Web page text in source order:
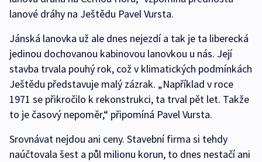
lanové dráhy na Ještědu Pavel Vursta.
Jánská lanovka už ale dnes nejezdí a tak je ta liberecká
jedinou dochovanou kabinovou lanovkou u nás. Její
stavba trvala pouhý rok, což v klimatických podmínkách
Ještědu představuje malý zázrak. „Například v roce
1971 se přikročilo k rekonstrukci, ta trval pět let. Takže
to je časový nepoměr,“ připomíná Pavel Vursta.
Srovnávat nejdou ani ceny. Stavební firma si tehdy
naúčtovala šest a půl milionu korun, to dnes nestačí ani